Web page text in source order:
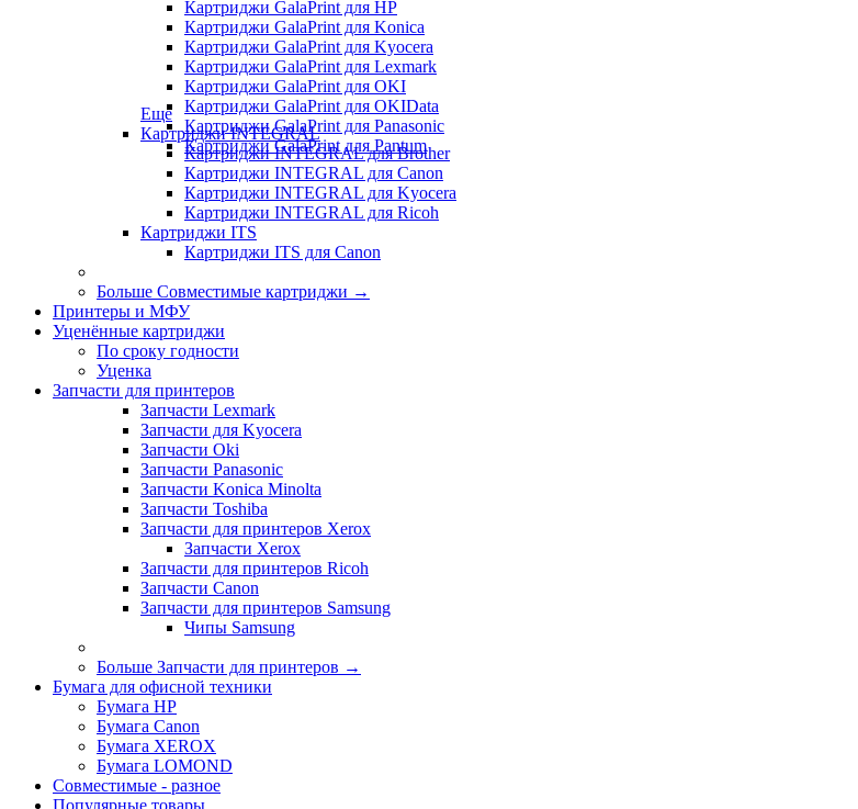
Картриджи GalaPrint для HP
Картриджи GalaPrint для Konica
Картриджи GalaPrint для Kyocera
Картриджи GalaPrint для Lexmark
Картриджи GalaPrint для OKI
Картриджи GalaPrint для OKIData
Картриджи GalaPrint для Panasonic
Картриджи GalaPrint для Pantum
Еще
Картриджи INTEGRAL
Картриджи INTEGRAL для Brother
Картриджи INTEGRAL для Canon
Картриджи INTEGRAL для Kyocera
Картриджи INTEGRAL для Ricoh
Картриджи ITS
Картриджи ITS для Canon
Больше Совместимые картриджи →
Принтеры и МФУ
Уценённые картриджи
По сроку годности
Уценка
Запчасти для принтеров
Запчасти Lexmark
Запчасти для Kyocera
Запчасти Oki
Запчасти Panasonic
Запчасти Koniсa Minolta
Запчасти Toshiba
Запчасти для принтеров Xerox
Запчасти Xerox
Запчасти для принтеров Ricoh
Запчасти Canon
Запчасти для принтеров Samsung
Чипы Samsung
Больше Запчасти для принтеров →
Бумага для офисной техники
Бумага HP
Бумага Canon
Бумага XEROX
Бумага LOMOND
Совместимые - разное
Популярные товары